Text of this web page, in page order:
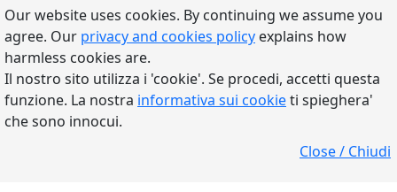
Our website uses cookies. By continuing we assume you
agree. Our privacy and cookies policy explains how
harmless cookies are.
Il nostro sito utilizza i 'cookie'. Se procedi, accetti questa
funzione. La nostra informativa sui cookieti spieghera'
che sono innocui.
Close / Chiudi